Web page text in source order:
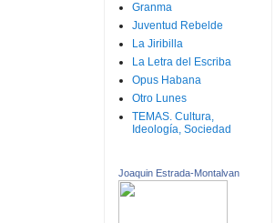
Granma
Juventud Rebelde
La Jiribilla
La Letra del Escriba
Opus Habana
Otro Lunes
TEMAS. Cultura,
Ideología, Sociedad
Joaquin Estrada-Montalvan